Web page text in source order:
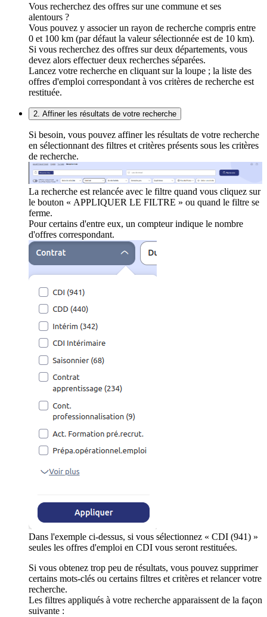
Vous recherchez des offres sur une commune et ses
alentours ?
Vous pouvez y associer un rayon de recherche compris entre
0 et 100 km (par défaut la valeur sélectionnée est de 10 km).
Si vous recherchez des offres sur deux départements, vous
devez alors effectuer deux recherches séparées.
Lancez votre recherche en cliquant sur la loupe ; la liste des
offres d'emploi correspondant à vos critères de recherche est
restituée.
2. Affiner les résultats de votre recherche
Si besoin, vous pouvez affiner les résultats de votre recherche
en sélectionnant des filtres et critères présents sous les critères
de recherche.
La recherche est relancée avec le filtre quand vous cliquez sur
le bouton « APPLIQUER LE FILTRE » ou quand le filtre se
ferme.
Pour certains d'entre eux, un compteur indique le nombre
d'offres correspondant.
Dans l'exemple ci-dessus, si vous sélectionnez « CDI (941) »
seules les offres d'emploi en CDI vous seront restituées.
Si vous obtenez trop peu de résultats, vous pouvez supprimer
certains mots-clés ou certains filtres et critères et relancer votre
recherche.
Les filtres appliqués à votre recherche apparaissent de la façon
suivante :